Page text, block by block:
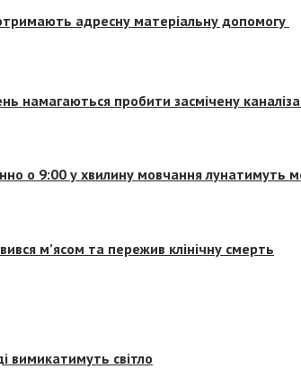
адресну матеріальну допомогу
намагаються пробити засмічену
о 9:00 у хвилину мовчання лунатимуть
м’ясом та пережив клінічну смерть
вимикатимуть світло